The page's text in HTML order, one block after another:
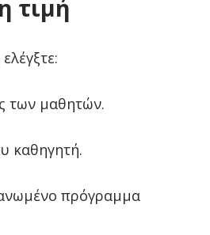
τιμή
των μαθητών.
καθηγητή.
πρόγραμμα